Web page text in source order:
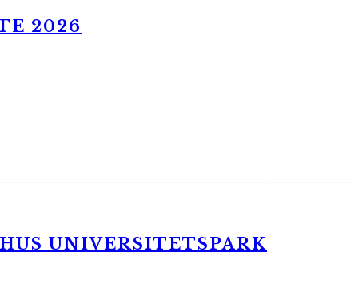
2026
UNIVERSITETSPARK